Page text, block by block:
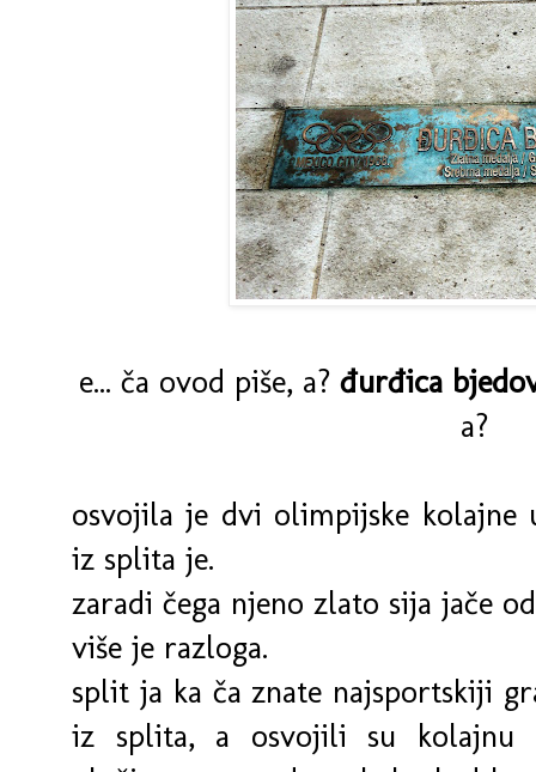
e... ča ovod piše, a? đurđica
a?
osvojila je dvi olimpijske kolajne
iz splita je.
zaradi čega njeno zlato sija jače
više je razloga.
split ja ka ča znate najsportskiji
iz splita, a osvojili su kolajnu